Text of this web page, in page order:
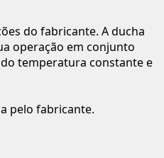
do fabricante. A ducha
operação em conjunto
temperatura constante e
pelo fabricante.